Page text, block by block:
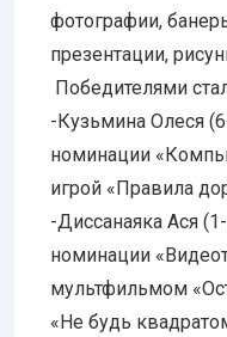
фотографии,
презентации,
Победителями
-Кузьмина Олеся
номинации
игрой «Правила
-Диссанаяка Ася
номинации
мультфильмом
«Не будь